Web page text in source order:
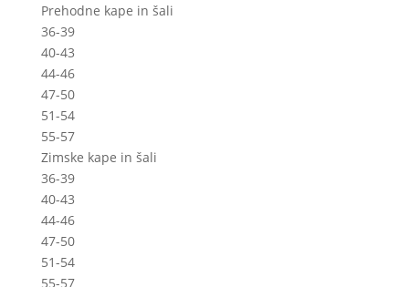
Prehodne kape in šali
36-39
40-43
44-46
47-50
51-54
55-57
Zimske kape in šali
36-39
40-43
44-46
47-50
51-54
55-57